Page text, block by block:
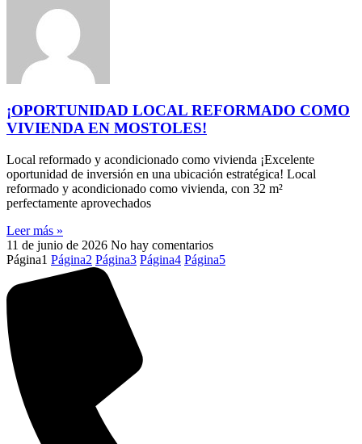
¡OPORTUNIDAD LOCAL REFORMADO COMO
VIVIENDA EN MOSTOLES!
Local reformado y acondicionado como vivienda ¡Excelente
oportunidad de inversión en una ubicación estratégica! Local
reformado y acondicionado como vivienda, con 32 m²
perfectamente aprovechados
Leer más »
11 de junio de 2026 No hay comentarios
Página1 Página2 Página3 Página4 Página5